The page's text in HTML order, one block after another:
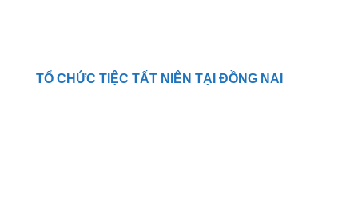
TỔ CHỨC TIỆC TẤT NIÊN TẠI ĐỒNG NAI